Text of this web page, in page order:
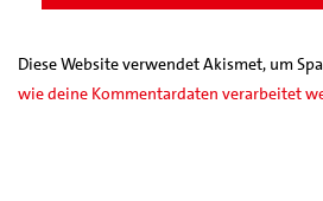
Diese Website verwendet Akismet, um
wie deine Kommentardaten verarbeitet